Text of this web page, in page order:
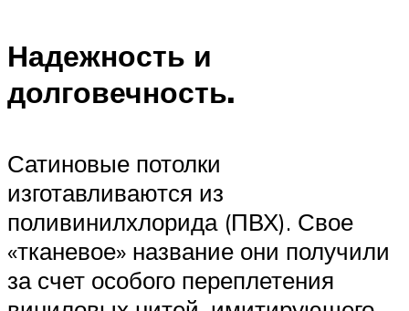
Надежность и
долговечность.
Сатиновые потолки
изготавливаются из
поливинилхлорида (ПВХ). Свое
«тканевое» название они получили
за счет особого переплетения